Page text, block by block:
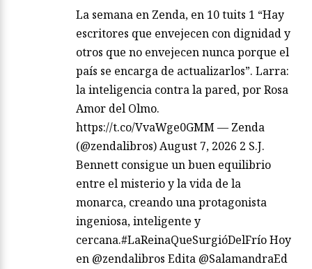
La semana en Zenda, en 10 tuits 1 “Hay
escritores que envejecen con dignidad y
otros que no envejecen nunca porque el
país se encarga de actualizarlos”. Larra:
la inteligencia contra la pared, por Rosa
Amor del Olmo.
https://t.co/VvaWge0GMM — Zenda
(@zendalibros) August 7, 2026 2 S.J.
Bennett consigue un buen equilibrio
entre el misterio y la vida de la
monarca, creando una protagonista
ingeniosa, inteligente y
cercana.#LaReinaQueSurgióDelFrío Hoy
en @zendalibros Edita @SalamandraEd